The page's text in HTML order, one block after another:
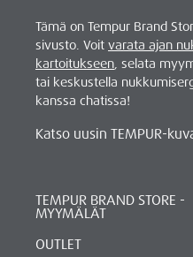
Tämä on Tempur Brand
sivusto. Voit varata ajan
kartoitukseen, selata
tai keskustella
kanssa chatissa!
Katso uusin TEMPUR-
TEMPUR BRAND STORE -
MYYMÄLÄT
OUTLET